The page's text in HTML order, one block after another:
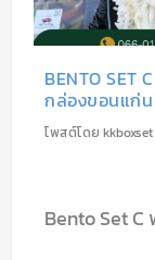
BENTO SET
กล่องขอนแก่น
โพสต์โดยkkboxset
Bento Set